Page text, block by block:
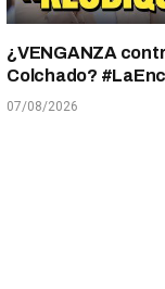
¿VENGANZA
Colchado?
07/08/2026